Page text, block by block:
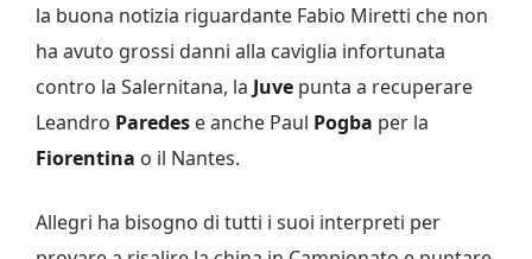
la buona notizia riguardante Fabio Miretti che non
ha avuto grossi danni alla caviglia infortunata
contro la Salernitana, la Juve punta a recuperare
Leandro Paredes e anche Paul Pogba per la
Fiorentina o il Nantes.
Allegri ha bisogno di tutti i suoi interpreti per